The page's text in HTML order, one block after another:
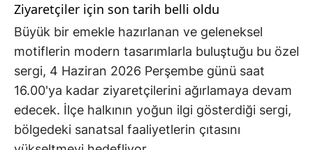
Ziyaretçiler için son tarih belli oldu
Büyük bir emekle hazırlanan ve geleneksel
motiflerin modern tasarımlarla buluştuğu bu özel
sergi, 4 Haziran 2026 Perşembe günü saat
16.00'ya kadar ziyaretçilerini ağırlamaya devam
edecek. İlçe halkının yoğun ilgi gösterdiği sergi,
bölgedeki sanatsal faaliyetlerin çıtasını